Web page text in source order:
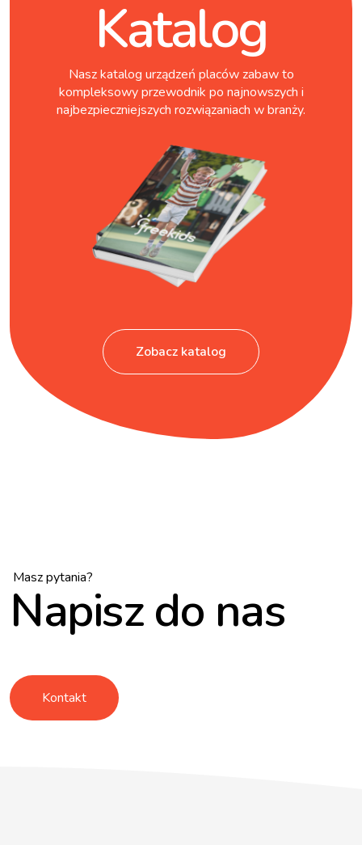
Katalog
Nasz katalog urządzeń placów zabaw to
kompleksowy przewodnik po najnowszych i
najbezpieczniejszych rozwiązaniach w branży.
Zobacz katalog
Masz pytania?
Napisz do nas
Kontakt